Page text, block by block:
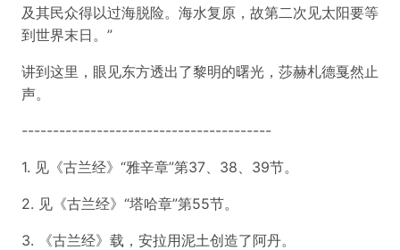
及其民众得以过海脱险。海水复原，故第二次见太阳要等
到世界末日。”
讲到这里，眼见东方透出了黎明的曙光，莎赫札德戛然止
声。
----------------------------------------
1. 见《古兰经》“雅辛章”第37、38、39节。
2. 见《古兰经》“塔哈章”第55节。
3. 《古兰经》载，安拉用泥土创造了阿丹。